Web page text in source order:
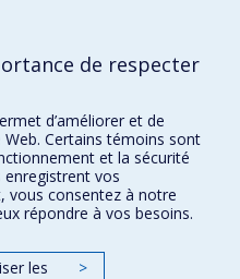
de respecter
d’améliorer et de
Certains témoins sont
et la sécurité
enregistrent vos
vous consentez à notre
répondre à vos besoins.
les
>